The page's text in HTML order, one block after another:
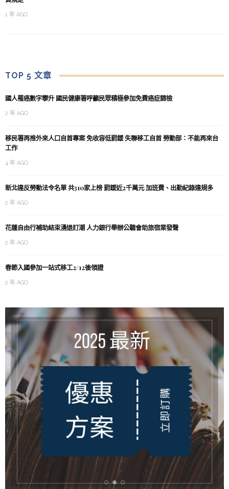
1 年 AGO
TOP 5 文章
國人罹癌數字攀升 國民健康署呼籲民眾積極參加免費癌症篩檢
2 年 AGO
移民署再推外來人口自首專案 免收容低罰鍰 失聯移工自首 勞動部：不能再來台
工作
4 年 AGO
新北違反勞動法令名單 共310家上榜 罰鍰近2千萬元 加班費、出勤紀錄違規多
2 年 AGO
花蓮自由行補助結束湧退訂潮 人力銀行舉辦公聽會助旅宿業發聲
2 年 AGO
春節入國參加一站式移工2/12後領證
2 年 AGO